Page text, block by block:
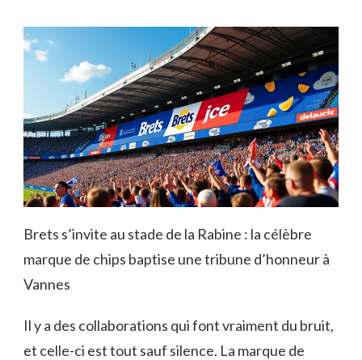
Brets s’invite au stade de la Rabine : la célèbre
marque de chips baptise une tribune d’honneur à
Vannes
Il y a des collaborations qui font vraiment du bruit,
et celle-ci est tout sauf silence. La marque de